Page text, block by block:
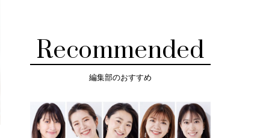
Recommended
編集部のおすすめ